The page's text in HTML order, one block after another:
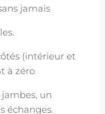
jamais
(intérieur et
à zéro
un
échanges.